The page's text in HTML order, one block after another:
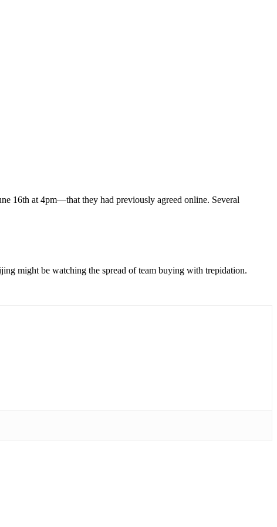
16th at 4pm—that they had previously agreed online. Several
might be watching the spread of team buying with trepidation.